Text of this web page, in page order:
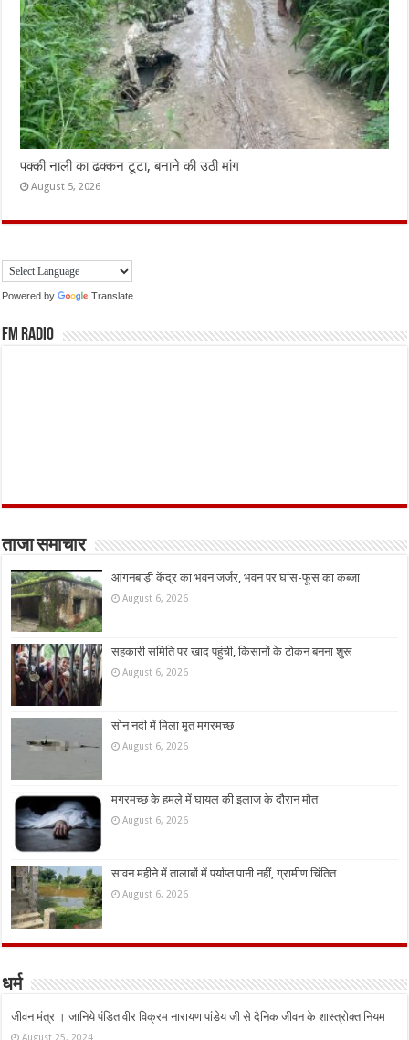
पक्की नाली का ढक्कन टूटा, बनाने की उठी मांग
August 5, 2026
Powered by Translate
FM Radio
ताजा समाचार
आंगनबाड़ी केंद्र का भवन जर्जर, भवन पर घांस-फूस का कब्जा
August 6, 2026
सहकारी समिति पर खाद पहुंची, किसानों के टोकन बनना शुरू
August 6, 2026
सोन नदी में मिला मृत मगरमच्छ
August 6, 2026
मगरमच्छ के हमले में घायल की इलाज के दौरान मौत
August 6, 2026
सावन महीने में तालाबों में पर्याप्त पानी नहीं, ग्रामीण चिंतित
August 6, 2026
धर्म
जीवन मंत्र । जानिये पंडित वीर विक्रम नारायण पांडेय जी से दैनिक जीवन के शास्त्रोक्त नियम
August 25, 2024